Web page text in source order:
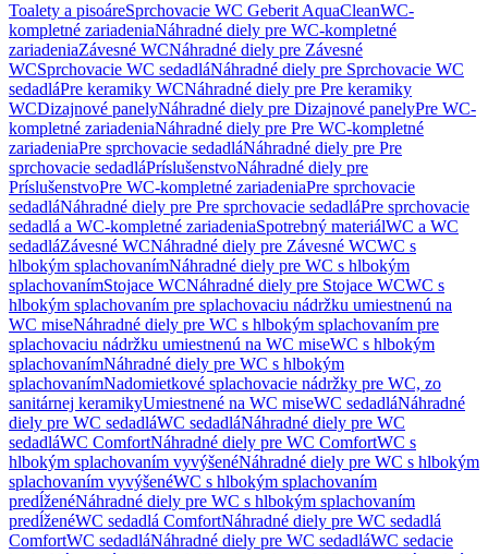
Toalety a pisoáreSprchovacie WC Geberit AquaCleanWC-
kompletné zariadeniaNáhradné diely pre WC-kompletné
zariadeniaZávesné WCNáhradné diely pre Závesné
WCSprchovacie WC sedadláNáhradné diely pre Sprchovacie WC
sedadláPre keramiky WCNáhradné diely pre Pre keramiky
WCDizajnové panelyNáhradné diely pre Dizajnové panelyPre WC-
kompletné zariadeniaNáhradné diely pre Pre WC-kompletné
zariadeniaPre sprchovacie sedadláNáhradné diely pre Pre
sprchovacie sedadláPríslušenstvoNáhradné diely pre
PríslušenstvoPre WC-kompletné zariadeniaPre sprchovacie
sedadláNáhradné diely pre Pre sprchovacie sedadláPre sprchovacie
sedadlá a WC-kompletné zariadeniaSpotrebný materiálWC a WC
sedadláZávesné WCNáhradné diely pre Závesné WCWC s
hlbokým splachovanímNáhradné diely pre WC s hlbokým
splachovanímStojace WCNáhradné diely pre Stojace WCWC s
hlbokým splachovaním pre splachovaciu nádržku umiestnenú na
WC miseNáhradné diely pre WC s hlbokým splachovaním pre
splachovaciu nádržku umiestnenú na WC miseWC s hlbokým
splachovanímNáhradné diely pre WC s hlbokým
splachovanímNadomietkové splachovacie nádržky pre WC, zo
sanitárnej keramikyUmiestnené na WC miseWC sedadláNáhradné
diely pre WC sedadláWC sedadláNáhradné diely pre WC
sedadláWC ComfortNáhradné diely pre WC ComfortWC s
hlbokým splachovaním vyvýšenéNáhradné diely pre WC s hlbokým
splachovaním vyvýšenéWC s hlbokým splachovaním
predĺženéNáhradné diely pre WC s hlbokým splachovaním
predĺženéWC sedadlá ComfortNáhradné diely pre WC sedadlá
ComfortWC sedadláNáhradné diely pre WC sedadláWC sedacie